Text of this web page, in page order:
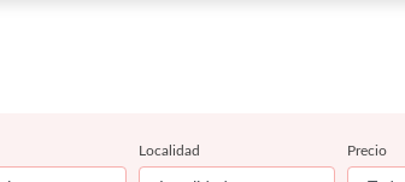
Localidad Precio